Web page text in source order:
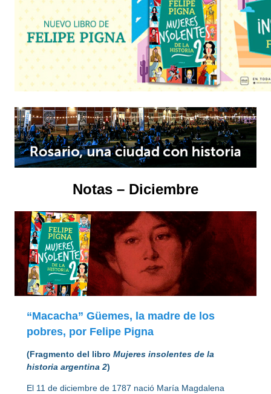
Notas – Diciembre
“Macacha” Güemes, la madre de los
pobres, por Felipe Pigna
(Fragmento del libro Mujeres insolentes de la
historia argentina 2)
El 11 de diciembre de 1787 nació María Magdalena